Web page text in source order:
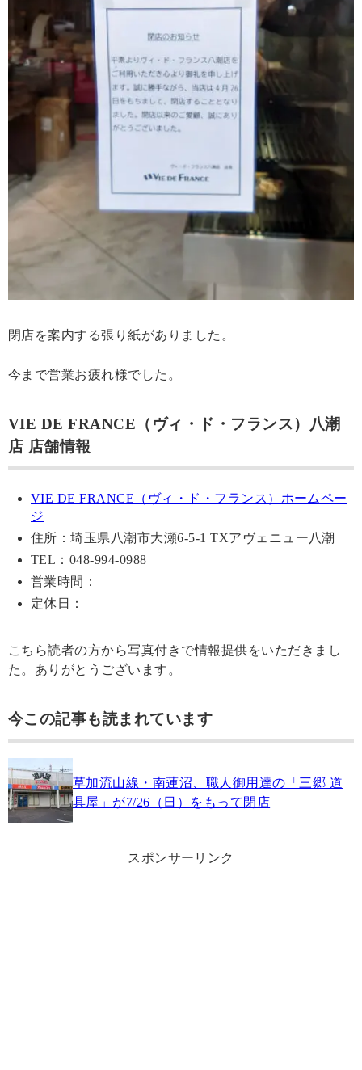
閉店を案内する張り紙がありました。
今まで営業お疲れ様でした。
VIE DE FRANCE（ヴィ・ド・フランス）八潮
店 店舗情報
VIE DE FRANCE（ヴィ・ド・フランス）ホームペー
ジ
住所：埼玉県八潮市大瀬6-5-1 TXアヴェニュー八潮
TEL：048-994-0988
営業時間：
定休日：
こちら読者の方から写真付きで情報提供をいただきまし
た。ありがとうございます。
今この記事も読まれています
草加流山線・南蓮沼、職人御用達の「三郷 道
具屋」が7/26（日）をもって閉店
スポンサーリンク